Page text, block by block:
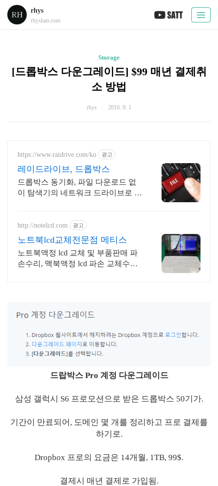
rhys
rhyshan.com
Storage
[드롭박스 다운그레이드] $99 매년 결제취
소 방법
rhys 2016. 9. 1
https://www.raidrive.com/ko 광고
레이드라이브, 드롭박스
드롭박스 동기화, 파일 다운로드 없
이 탐색기의 네트워크 드라이브로 연
http://notelcd.com 광고
노트북lcd교체전문점 메티스
노트북액정 lcd 교체 및 부품판매 파
손수리, 맥북액정 lcd 파손 교체수리
드랍박스 Pro 계정 다운그레이드
삼성 갤럭시 S6 프로모션으로 받은 드롭박스 50기가.
기간이 만료되어, 도메인 몇 개를 정리하고 프로 결제를
하기로.
Dropbox 프로의 요금은 14개월, 1TB, 99$.
결제시 매년 결제로 가입됨.